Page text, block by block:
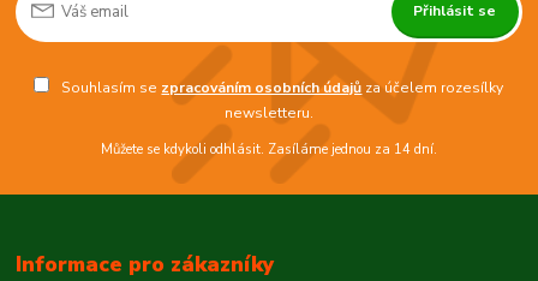
Přihlásit se
Souhlasím se zpracováním osobních údajů za účelem rozesílky
newsletteru.
Můžete se kdykoli odhlásit. Zasíláme jednou za 14 dní.
Informace pro zákazníky